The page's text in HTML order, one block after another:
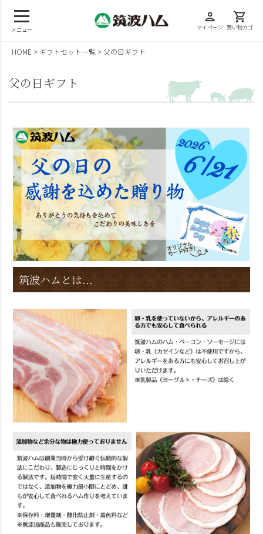
メニュー
person
マイページ
shopping_cart
買い物カゴ
HOME ギフトセット一覧 父の日ギフト
父の日ギフト
筑波ハムとは...